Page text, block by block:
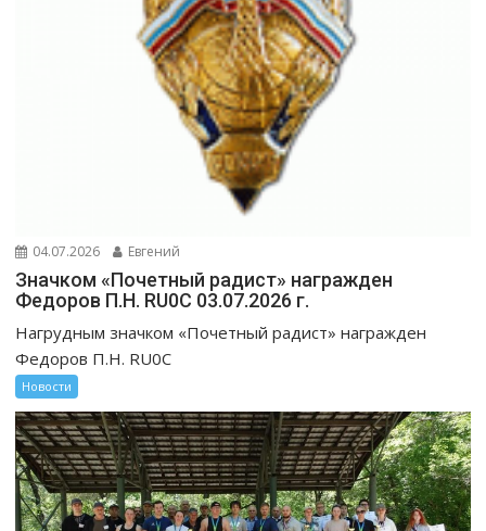
04.07.2026 Евгений
Значком «Почетный радист» награжден
Федоров П.Н. RU0C 03.07.2026 г.
Нагрудным значком «Почетный радист» награжден
Федоров П.Н. RU0C
Новости